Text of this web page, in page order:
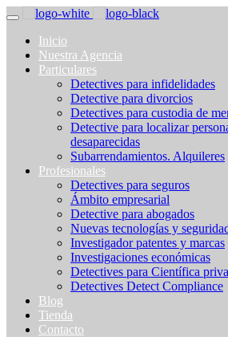
Inicio
Nuestra Agencia
Particulares
Detectives para infidelidades
Detective para divorcios
Detectives para custodia de
Detective para localizar
desaparecidas
Subarrendamientos. Alquileres
Profesionales
Detectives para seguros
Ámbito empresarial
Detective para abogados
Nuevas tecnologías y
Investigador patentes y marcas
Investigaciones económicas
Detectives para Científica
Detectives Detect Compliance
Blog
Tienda
Contacto